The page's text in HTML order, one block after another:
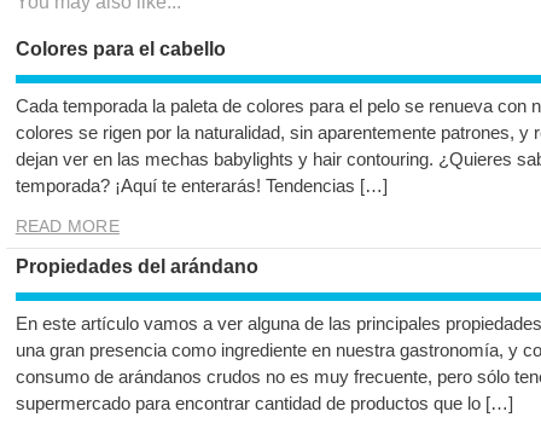
Colores para el cabello
Cada temporada la paleta de colores para el pelo se renueva con
colores se rigen por la naturalidad, sin aparentemente patrones, y
dejan ver en las mechas babylights y hair contouring. ¿Quieres
temporada? ¡Aquí te enterarás! Tendencias […]
READ MORE
Propiedades del arándano
En este artículo vamos a ver alguna de las principales
una gran presencia como ingrediente en nuestra gastronomía, y
consumo de arándanos crudos no es muy frecuente, pero sólo
supermercado para encontrar cantidad de productos que lo […]